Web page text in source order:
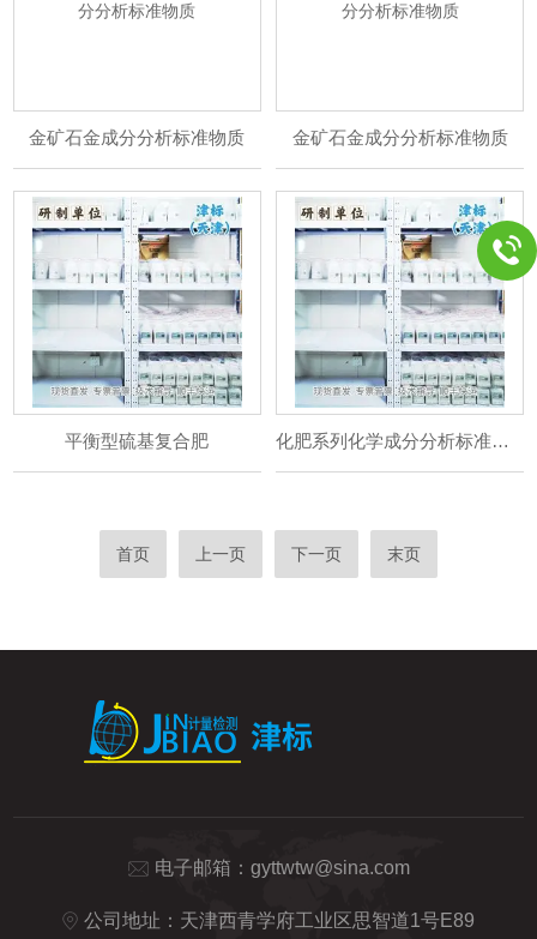
金矿石金成分分析标准物质 金矿石金成分分析标准物质
平衡型硫基复合肥 化肥系列化学成分分析标准物质
首页 上一页 下一页 末页
电子邮箱： gyttwtw@sina.com
公司地址：天津西青学府工业区思智道1号E89